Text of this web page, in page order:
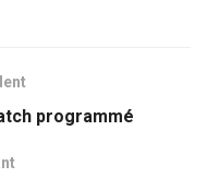
programmé